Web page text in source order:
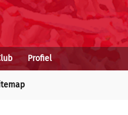
Profiel